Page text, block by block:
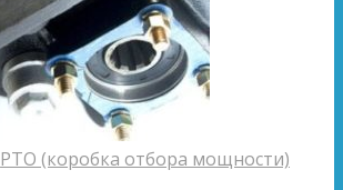
PTO (коробка отбора мощности)